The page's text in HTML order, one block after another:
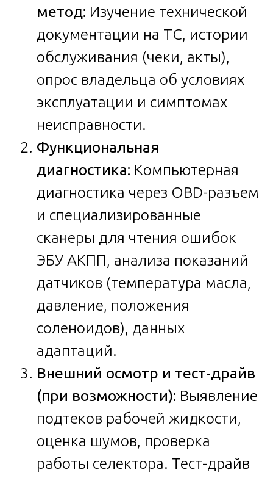
метод: Изучение технической
документации на ТС, истории
обслуживания (чеки, акты),
опрос владельца об условиях
эксплуатации и симптомах
неисправности.
Функциональная
диагностика: Компьютерная
диагностика через OBD-разъем
и специализированные
сканеры для чтения ошибок
ЭБУ АКПП, анализа показаний
датчиков (температура масла,
давление, положения
соленоидов), данных
адаптаций.
Внешний осмотр и тест-драйв
(при возможности): Выявление
подтеков рабочей жидкости,
оценка шумов, проверка
работы селектора. Тест-драйв